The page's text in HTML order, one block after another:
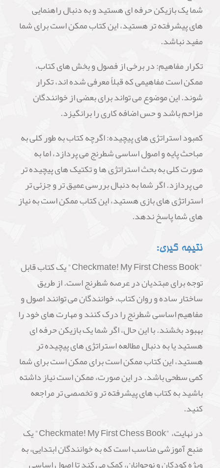
شما یک بازیکن حرفه ای هستید و به دنبال راهنمایی
های پیشرفته تر هستید، این کتاب ممکن است برای شما
مفید نباشد.
تکرار مفاهیم: در برخی از فصول و بخش های کتاب،
ممکن است مفاهیمی که قبلاً معرفی شده اند، تکرار
شوند. این موضوع می تواند برای بعضی از خوانندگان
مزاحم باشد و حس اضافه کاری را برانگیزد.
کمبود استراتژی های پیچیده: اگرچه کتاب به طور کلی به
مباحث پایه و اصول اساسی شطرنج می پردازد، اما به
صورت کلی به بحث استراتژی ها و تکتیک های پیچیده تر
می پردازد. اگر شما به دنبال بررسی عمیق تر و جزئی تر
استراتژی های بازی هستید، این کتاب ممکن است به نیاز
های شما پاسخ ندهد.
نتیجه گیری:
"Checkmate! My First Chess Book" یک کتاب قابل
توجه برای مبتدیان در عرصه شطرنج است. از طریق
ساختار ساده و روان کتاب، خوانندگان می توانند اصول و
مفاهیم اساسی شطرنج را درک کنند و مهارت های خود را
بهبود بخشند. با این حال، اگر شما یک بازیکن حرفه ای
هستید یا به دنبال مطالعه استراتژی های پیچیده تر
هستید، این کتاب ممکن است برای ممکن است برای شما
کمی سطحی باشد. در این صورت، ممکن است نیاز داشته
باشید به کتاب های پیشرفته تر و تخصصی تر مراجعه
کنید.
در نهایت، "Checkmate! My First Chess Book" یک
منبع آموزشی مناسب است که به خوانندگان ابتدایی، به
ویژه کودکان و نوجوانان، کمک می کند تا اصول اساسی